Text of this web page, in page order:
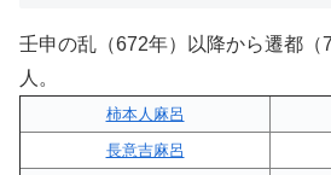
壬申の乱（672年）以降から遷都（
人。
柿本人麻呂
長意吉麻呂